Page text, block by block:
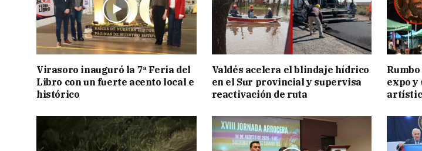
Virasoro inauguró la 7ª Feria del
Libro con un fuerte acento local e
histórico
Valdés acelera el blindaje hídrico
en el Sur provincial y supervisa
reactivación de ruta
expo y